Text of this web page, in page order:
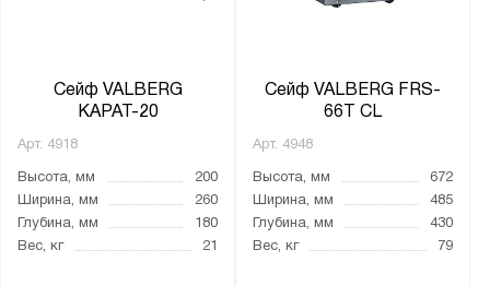
Сейф VALBERG
КАРАТ-20
Арт. 4918
Высота, мм
200
Ширина, мм
260
Глубина, мм
180
Вес, кг
21
Сейф VALBERG FRS-
66T CL
Арт. 4948
Высота, мм
672
Ширина, мм
485
Глубина, мм
430
Вес, кг
79